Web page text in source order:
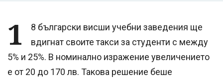
1
8 български висши учебни заведения ще
вдигнат своите такси за студенти с между
5% и 25%. В номинално изражение увеличението
е от 20 до 170 лв. Такова решение беше